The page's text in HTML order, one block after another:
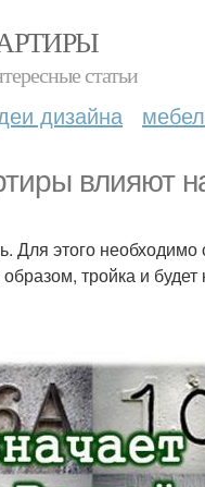
статьи
дизайна
влияют
Для этого
тройка и